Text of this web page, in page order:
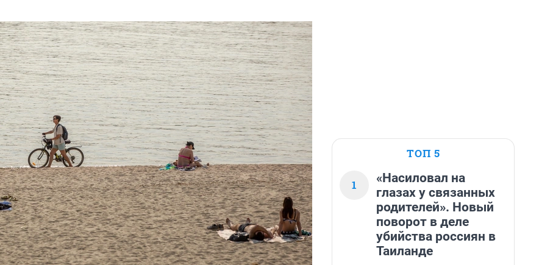
ТОП 5
1
«Насиловал на
глазах у связанных
родителей». Новый
поворот в деле
убийства россиян в
Таиланде